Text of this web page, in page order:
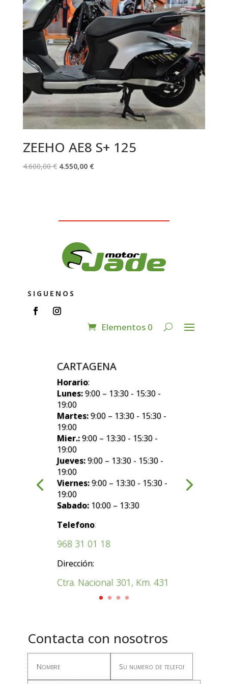
ZEEHO AE8 S+ 125
4.600,00€ El
4.550,00 €El
SIGUENOS
Elementos 0
CARTAGENA
Horario:
Lunes:9:00 – 13:30 - 15:30 -
19:00
Martes:9:00 – 13:30 - 15:30 -
19:00
Mier.:9:00 – 13:30 - 15:30 -
19:00
Jueves:9:00 – 13:30 - 15:30 -
19:00
Viernes:9:00 – 13:30 - 15:30 -
19:00
Sabado: 10:00 – 13:30
Telefono:
968 31 01 18
Dirección:
Ctra. Nacional 301, Km. 431
Contacta con nosotros